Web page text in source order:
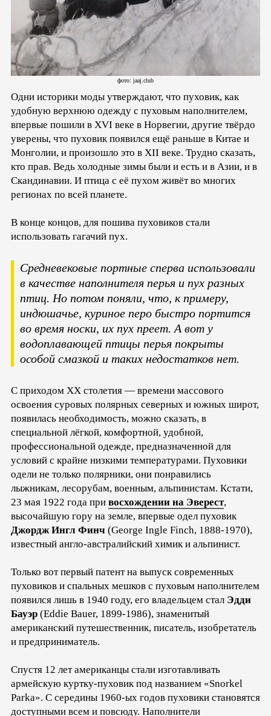
фото: jaaj.club
Одни историки моды утверждают, что пуховик, как
удобную верхнюю одежду с пуховым наполнителем,
впервые пошили в XVI веке в Норвегии, другие твёрдо
уверены, что пуховик появился ещё раньше в Китае и
Монголии, и произошло это в XII веке. Трудно сказать,
кто прав. Ведь холодные зимы были и есть и в Азии, и в
Скандинавии. И птица с её пухом живёт во многих
регионах по всей планете.
В конце концов, для пошива пуховиков стали
использовать гагачий пух.
Средневековые портные сперва использовали
в качестве наполнителя перья и пух разных
птиц. Но потом поняли, что, к примеру,
индюшачье, куриное перо быстро портится
во время носки, их пух преет. А вот у
водоплавающей птицы перья покрыты
особой смазкой и таких недостатков нет.
С приходом XX столетия — времени массового
освоения суровых полярных северных и южных широт,
появилась необходимость, можно сказать, в
специальной лёгкой, комфортной, удобной,
профессиональной одежде, предназначенной для
условий с крайне низкими температурами. Пуховики
одели не только полярники, они понравились
лыжникам, лесорубам, военным, альпинистам. Кстати,
23 мая 1922 года при восхождении на Эверест,
высочайшую гору на земле, впервые одел пуховик
Джордж Ингл Финч (George Ingle Finch, 1888-1970),
известный англо-австралийский химик и альпинист.
Только вот первый патент на выпуск современных
пуховиков и спальных мешков с пуховым наполнителем
появился лишь в 1940 году, его владельцем стал Эдди
Бауэр (Eddie Bauer, 1899-1986), знаменитый
американский путешественник, писатель, изобретатель
и предприниматель.
Спустя 12 лет американцы стали изготавливать
армейскую куртку-пуховик под названием «Snorkel
Parka». С середины 1960-ых годов пуховики становятся
доступными всем и повсюду. Наполнители